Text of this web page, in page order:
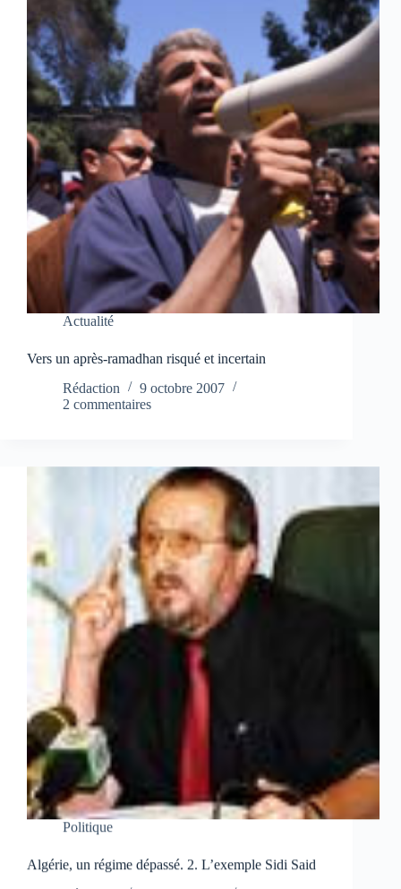
Actualité
Vers un après-ramadhan risqué et incertain
Rédaction
9 octobre 2007
2 commentaires
Politique
Algérie, un régime dépassé. 2. L’exemple Sidi Said